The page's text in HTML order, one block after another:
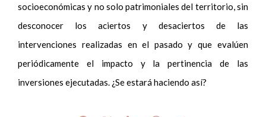
socioeconómicas y no solo patrimoniales del territorio, sin
desconocer los aciertos y desaciertos de las
intervenciones realizadas en el pasado y que evalúen
periódicamente el impacto y la pertinencia de las
inversiones ejecutadas. ¿Se estará haciendo así?